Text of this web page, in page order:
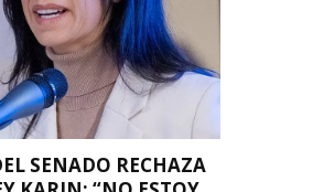
SENADO RECHAZA